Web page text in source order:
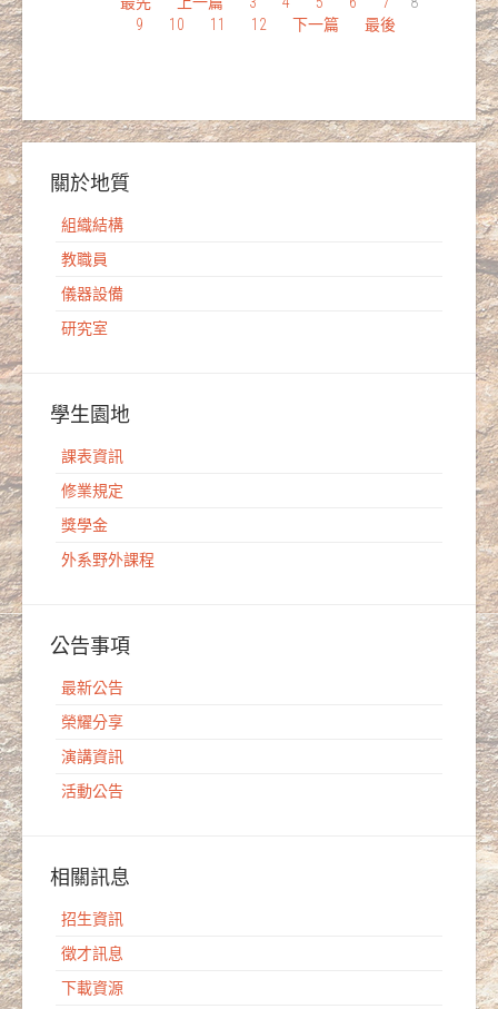
9
10 11 12 下一篇 最後
關於地質
組織結構
教職員
儀器設備
研究室
學生園地
課表資訊
修業規定
獎學金
外系野外課程
公告事項
最新公告
榮耀分享
演講資訊
活動公告
相關訊息
招生資訊
徵才訊息
下載資源